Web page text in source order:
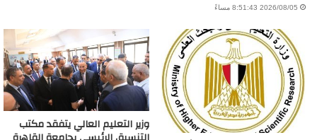
2026/08/05 8:51:43 مساءً
وزير التعليم العالي يتفقد مكتب